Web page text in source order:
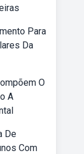
Para
Da
O
A
De
Com